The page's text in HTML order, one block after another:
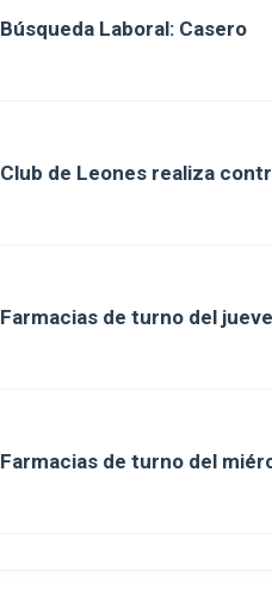
Búsqueda Laboral: Casero
Club de Leones realiza
Farmacias de turno del
Farmacias de turno del